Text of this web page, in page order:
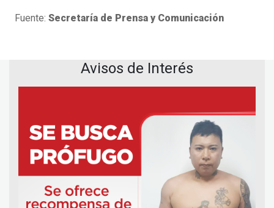
Fuente: Secretaría de Prensa y Comunicación
Avisos de Interés